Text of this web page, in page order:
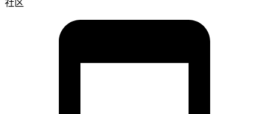
社区